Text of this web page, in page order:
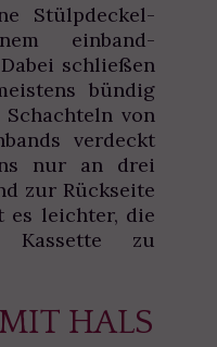
Stülpdeckel-
einband-
schließen
bündig
von
verdeckt
nur an drei
zur Rückseite
es leichter, die
zu
HALS